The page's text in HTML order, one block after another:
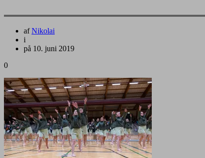
afNikolai
i
på 10. juni 2019
0